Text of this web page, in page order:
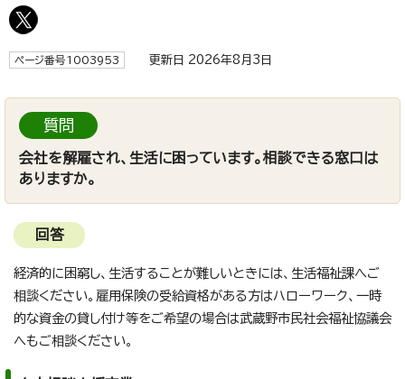
ページ番号1003953 更新日 2026年8月3日
質問
会社を解雇され、生活に困っています。相談できる窓口は
ありますか。
回答
経済的に困窮し、生活することが難しいときには、生活福祉課へご
相談ください。雇用保険の受給資格がある方はハローワーク、一時
的な資金の貸し付け等をご希望の場合は武蔵野市民社会福祉協議会
へもご相談ください。